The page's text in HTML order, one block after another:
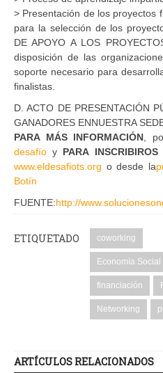
> Presentación de los proyectos
para la selección de los
DEAPOYO A LOS
disposición de las
soporte necesario para
finalistas.
D.ACTO DE PRESENTACIÓN
GANADORES ENNUESTRA
PARAMÁS INFORMACIÓN ,
desafío y PARA INSCRIBIROS
www.eldesafiots.org o desde la
Botín
FUENTE:http://
ETIQUETADO coworking
Economía
financiación
Networking
ARTÍCULOS RELACIONADOS